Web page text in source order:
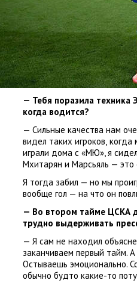
— Тебя поразила техника
когда водится?
— Сильные качества нам
видел таких игроков, когда
играли дома с «МЮ», я
Мхитарян и Марсьяль — это
Я тогда забил — но мы
вообще гол — на что он
— Во втором тайме ЦСКА
трудно выдерживать
— Я сам не находил
заканчиваем первый тайм.
Остываешь эмоционально.
обычно будто какие-то